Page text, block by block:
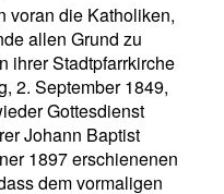
voran die Katholiken,
allen Grund zu
ihrer Stadtpfarrkirche
2. September 1849,
Gottesdienst
Johann Baptist
1897 erschienenen
dem vormaligen